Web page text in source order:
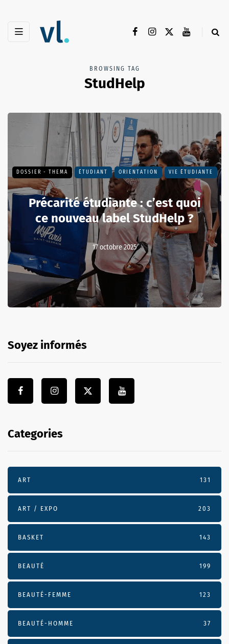
BROWSING TAG
StudHelp
DOSSIER - THEMA ÉTUDIANT ORIENTATION VIE ÉTUDIANTE
Précarité étudiante : c’est quoi
ce nouveau label StudHelp ?
17 octobre 2025
Soyez informés
Categories
ART 131
ART / EXPO 203
BASKET 143
BEAUTÉ 199
BEAUTÉ-FEMME 123
BEAUTÉ-HOMME 37